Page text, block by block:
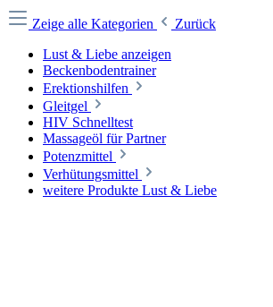
Zeige alle Kategorien
Zurück
Lust & Liebe anzeigen
Beckenbodentrainer
Erektionshilfen
Gleitgel
HIV Schnelltest
Massageöl für Partner
Potenzmittel
Verhütungsmittel
weitere Produkte Lust & Liebe